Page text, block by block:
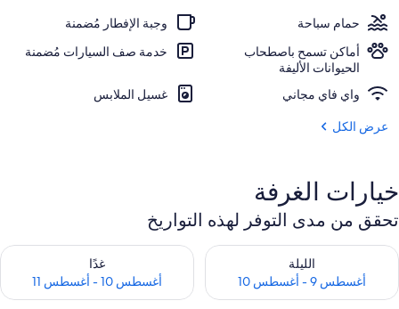
المنشأة من الخارج
حمام سباحة
وجبة الإفطار مُضمنة
أماكن تسمح باصطحاب
الحيوانات الأليفة
خدمة صف السيارات مُضمنة
واي فاي مجاني
غسيل الملابس
عرض الكل
خيارات الغرفة
تحقق من مدى التوفر لهذه التواريخ
الليلة
أغسطس 9 - أغسطس 10
تحقق من مدى التوفر لليلة للفترة أغسطس 9 - أغسطس 10
غدًا
أغسطس 10 - أغسطس 11
تحقق من مدى التوفر لغد للفترة أغسطس